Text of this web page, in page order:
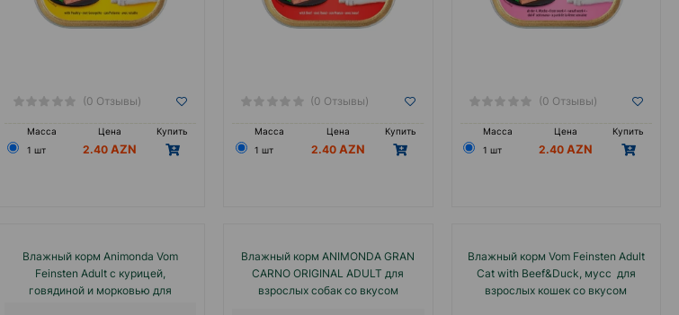
помощью кольца, расположенного на крышке, без использования консервного ножа.
(0 Отзывы)
Масса Цена
Купить
1 шт
2.40
(0 Отзывы)
Масса Цена
Купить
1 шт
2.40
(0 Отзывы)
Масса Цена
Купить
1 шт
2.40
Влажный корм Animonda Vom
Feinsten Adult с курицей,
говядиной и морковью для
Влажный корм ANIMONDA GRAN
CARNO ORIGINAL ADULT для
взрослых собак со вкусом
Влажный корм Vom Feinsten Adult
Cat with Beef&Duck, мусс для
взрослых кошек со вкусом